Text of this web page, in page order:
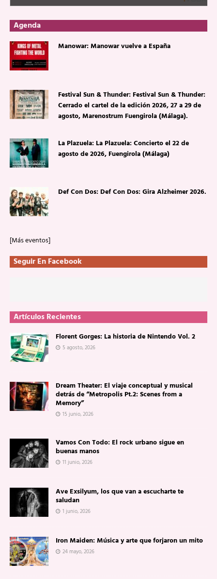
Agenda
Manowar: Manowar vuelve a España
Festival Sun & Thunder: Festival Sun & Thunder:
Cerrado el cartel de la edición 2026, 27 a 29 de
agosto, Marenostrum Fuengirola (Málaga).
La Plazuela: La Plazuela: Concierto el 22 de
agosto de 2026, Fuengirola (Málaga)
Def Con Dos: Def Con Dos: Gira Alzheimer 2026.
[Más eventos]
Seguir En Facebook
Artículos Recientes
Florent Gorges: La historia de Nintendo Vol. 2
5 agosto, 2026
Dream Theater: El viaje conceptual y musical
detrás de “Metropolis Pt.2: Scenes from a
Memory”
15 junio, 2026
Vamos Con Todo: El rock urbano sigue en
buenas manos
11 junio, 2026
Ave Exsilyum, los que van a escucharte te
saludan
1 junio, 2026
Iron Maiden: Música y arte que forjaron un mito
24 mayo, 2026